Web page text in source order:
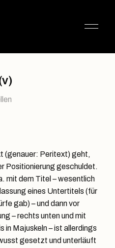
(genauer: Peritext) geht,
Positionierung geschuldet.
mit dem Titel – wesentlich
eines Untertitels (für
gab) – und dann vor
– rechts unten und mit
in Majuskeln – ist allerdings
gesetzt und unterläuft